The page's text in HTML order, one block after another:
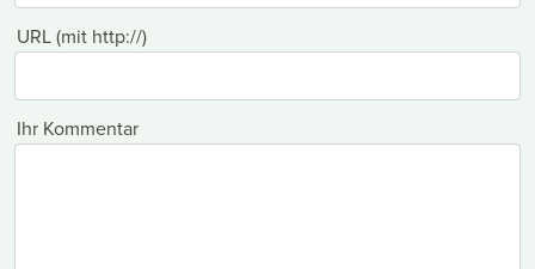
URL (mit http://)
Ihr Kommentar